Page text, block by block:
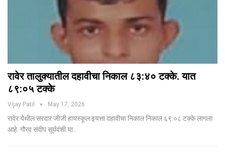
रावेर तालुक्यातील दहावीचा निकाल ८३:४० टक्के. यात
८९:०५ टक्के
Vijay Patil May 17, 2026
रावेर येथील सरदार जीजी हायस्कूल इयत्ता दहावीचा निकाल निकाल ६९:०८ टक्के लागला
आहे. गौरव संदीप सूर्यवंशी या…